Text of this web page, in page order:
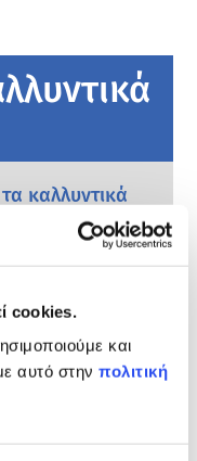
cookies.
και
αυτό στην πολιτική
καλλυντικά
ότι τα
Ευρωπαϊκή
εθνικές και
μοιράζονται
των
έχουν τη